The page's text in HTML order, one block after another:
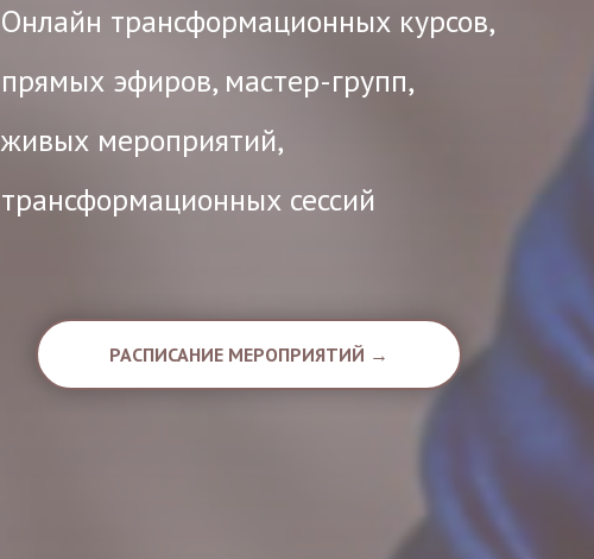
Онлайн трансформационных курсов,
прямых эфиров, мастер-групп,
живых мероприятий,
трансформационных сессий
РАСПИСАНИЕ МЕРОПРИЯТИЙ →